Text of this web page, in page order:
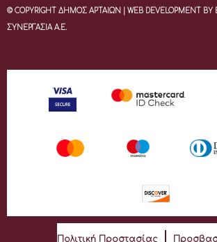
© COPYRIGHT ΔΗΜΟΣ ΑΡΤΑΙΩΝ | WEB DEVELOPMENT BY
ΣΥΝΕΡΓΑΣΙΑ Α.Ε.
Πολιτική Προστασίας